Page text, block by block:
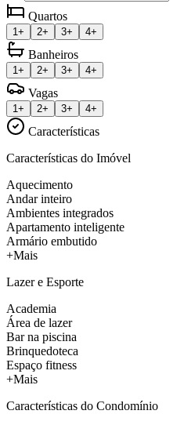
Quartos
1+ 2+ 3+ 4+
Banheiros
1+ 2+ 3+ 4+
Vagas
1+ 2+ 3+ 4+
Características
Características do Imóvel
Aquecimento
Andar inteiro
Ambientes integrados
Apartamento inteligente
Armário embutido
+Mais
Lazer e Esporte
Academia
Área de lazer
Bar na piscina
Brinquedoteca
Espaço fitness
+Mais
Características do Condomínio